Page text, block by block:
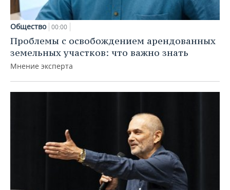
Общество 00:00
Проблемы с освобождением арендованных
земельных участков: что важно знать
Мнение эксперта